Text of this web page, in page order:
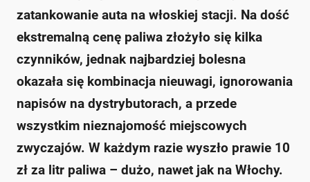
zatankowanie auta na włoskiej stacji. Na dość
ekstremalną cenę paliwa złożyło się kilka
czynników, jednak najbardziej bolesna
okazała się kombinacja nieuwagi, ignorowania
napisów na dystrybutorach, a przede
wszystkim nieznajomość miejscowych
zwyczajów. W każdym razie wyszło prawie 10
zł za litr paliwa – dużo, nawet jak na Włochy.